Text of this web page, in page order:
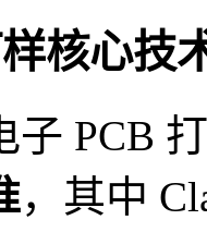
核心技
子 PCB
，其中